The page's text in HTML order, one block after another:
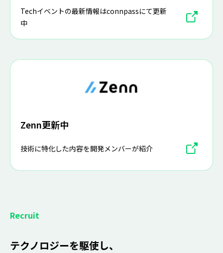
Techイベントの最新情報はconnpassにて更新
中
Zenn更新中
技術に特化した内容を開発メンバーが紹介
Recruit
テクノロジーを駆使し、